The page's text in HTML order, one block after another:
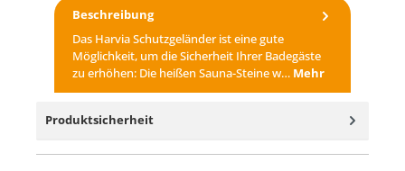
Beschreibung
Das Harvia Schutzgeländer ist eine gute
Möglichkeit, um die Sicherheit Ihrer Badegäste
zu erhöhen: Die heißen Sauna-Steine w… Mehr
Produktsicherheit